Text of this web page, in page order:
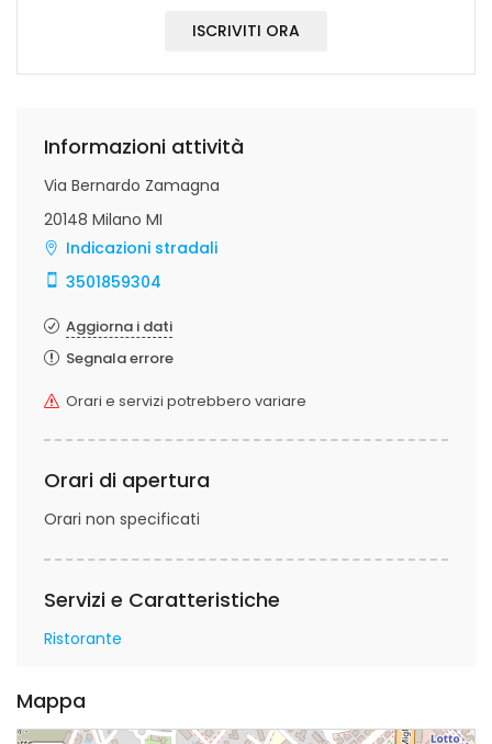
ISCRIVITI ORA
Informazioni attività
Via Bernardo Zamagna
20148 Milano MI
Indicazioni stradali
3501859304
Aggiorna i dati
Segnala errore
Orari e servizi potrebbero variare
Orari di apertura
Orari non specificati
Servizi e Caratteristiche
Ristorante
Mappa